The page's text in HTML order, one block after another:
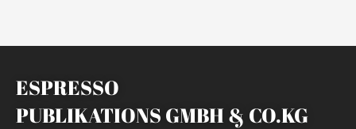
ESPRESSO
PUBLIKATIONS GMBH & CO.KG